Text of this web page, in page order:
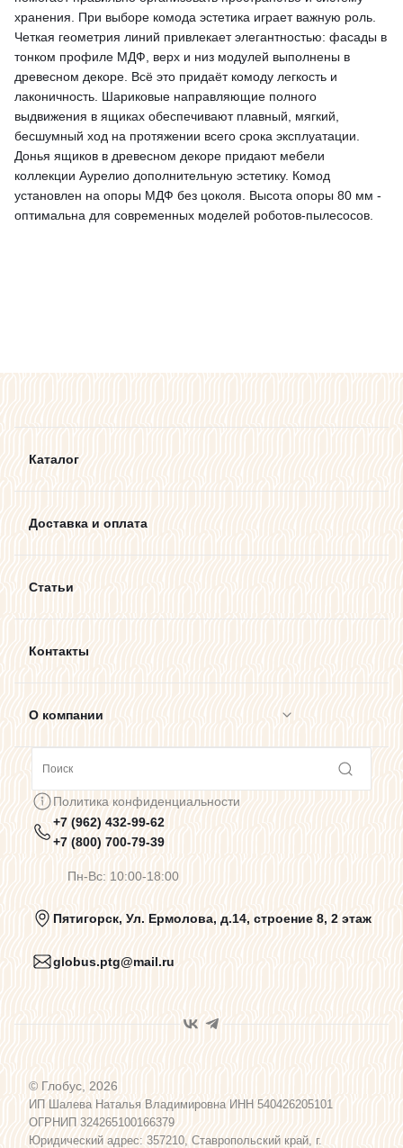
хранения. При выборе комода эстетика играет важную роль.
Четкая геометрия линий привлекает элегантностью: фасады в
тонком профиле МДФ, верх и низ модулей выполнены в
древесном декоре. Всё это придаёт комоду легкость и
лаконичность. Шариковые направляющие полного
выдвижения в ящиках обеспечивают плавный, мягкий,
бесшумный ход на протяжении всего срока эксплуатации.
Донья ящиков в древесном декоре придают мебели
коллекции Аурелио дополнительную эстетику. Комод
установлен на опоры МДФ без цоколя. Высота опоры 80 мм -
оптимальна для современных моделей роботов-пылесосов.
Каталог
Доставка и оплата
Статьи
Контакты
О компании
Предупреждения о цветопередаче
Политика конфиденциальности
Пользовательское соглашение
Программа лояльности
Политика конфиденциальности
+7 (962) 432-99-62
+7 (800) 700-79-39
Пн-Вс: 10:00-18:00
Пятигорск, Ул. Ермолова, д.14, строение 8, 2 этаж
globus.ptg@mail.ru
© Глобус, 2026
ИП Шалева Наталья Владимировна ИНН 540426205101
ОГРНИП 324265100166379
Юридический адрес: 357210, Ставропольский край, г.